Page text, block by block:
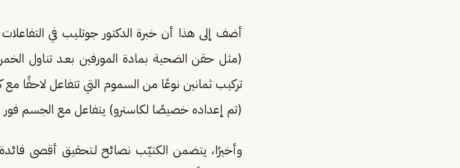
أضف إلى هذا أن خبرة الدكتور جوتليب في
(مثل حقن الضحية بمادة المورفين بعـد تناول
تركيب ثمانين نوعًا من السموم التي تتفاعل لاحقًا
(تم إعداده خصيصًا لكاسترو) يتفاعل مع الجسم
وأخيرًا، يتضمن الكتيّب نصائح لـتحقيق أقصى